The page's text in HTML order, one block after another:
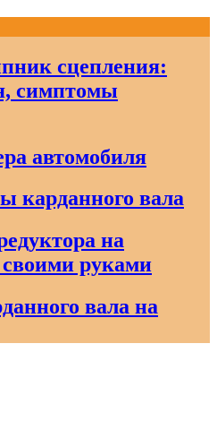
сцепления:
симптомы
автомобиля
карданного вала
на
своими руками
вала на